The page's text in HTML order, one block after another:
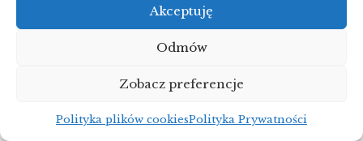
Akceptuję
Odmów
Zobacz preferencje
Polityka plików cookiesPolityka Prywatności
21/06/2026
remontu: jak nie kupować